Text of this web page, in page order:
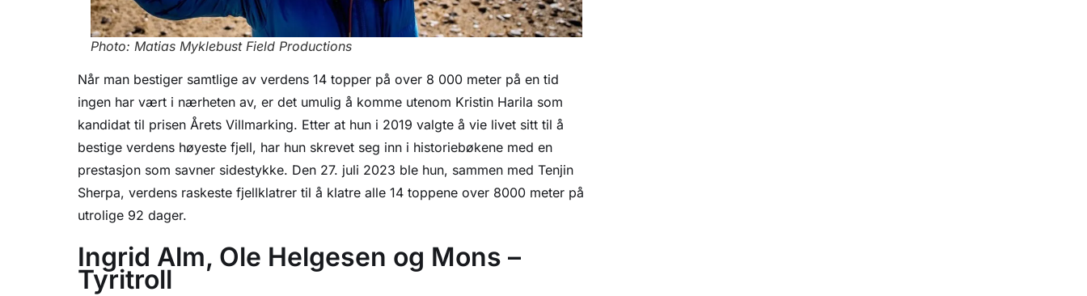
Photo: Matias Myklebust Field Productions
Når man bestiger samtlige av verdens 14 topper på over 8 000 meter på en tid
ingen har vært i nærheten av, er det umulig å komme utenom Kristin Harila som
kandidat til prisen Årets Villmarking. Etter at hun i 2019 valgte å vie livet sitt til å
bestige verdens høyeste fjell, har hun skrevet seg inn i historiebøkene med en
prestasjon som savner sidestykke. Den 27. juli 2023 ble hun, sammen med Tenjin
Sherpa, verdens raskeste fjellklatrer til å klatre alle 14 toppene over 8000 meter på
utrolige 92 dager.
Ingrid Alm, Ole Helgesen og Mons –
Tyritroll